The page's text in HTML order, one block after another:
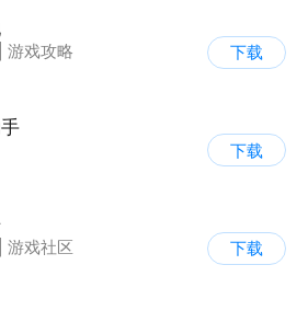
游戏攻略
下载
下载
游戏社区
下载